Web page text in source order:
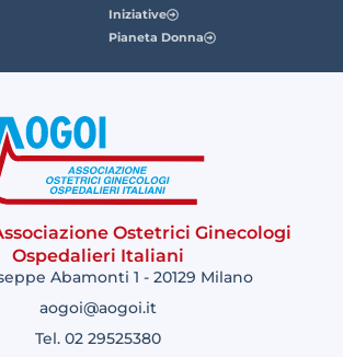
Iniziative
Pianeta Donna
Ostetrici Ginecologi
Ospedalieri Italiani
Abamonti 1 - 20129 Milano
aogoi@aogoi.it
Tel. 02 29525380